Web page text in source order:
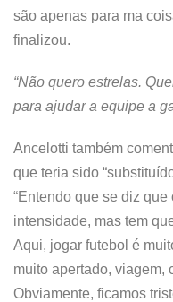
são apenas para ma
finalizou.
“Não quero estrelas.
para ajudar a equipe a
Ancelotti também
que teria sido
“Entendo que se diz
intensidade, mas tem
Aqui, jogar futebol é
muito apertado, viagem,
Obviamente, ficamos